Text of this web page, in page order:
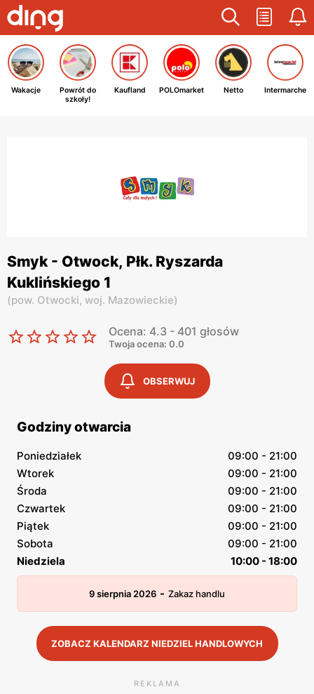
Wakacje
Powrót do
szkoły!
Kaufland POLOmarket Netto Intermarche
Smyk - Otwock, Płk. Ryszarda
Kuklińskiego 1
(pow. Otwocki, woj. Mazowieckie)
Ocena: 4.3 - 401 głosów
Twoja ocena: 0.0
OBSERWUJ
Godziny otwarcia
Poniedziałek
09:00 - 21:00
Wtorek
09:00 - 21:00
Środa
09:00 - 21:00
Czwartek
09:00 - 21:00
Piątek
09:00 - 21:00
Sobota
09:00 - 21:00
Niedziela
10:00 - 18:00
9 sierpnia 2026 - Zakaz handlu
ZOBACZ KALENDARZ NIEDZIEL HANDLOWYCH
REKLAMA